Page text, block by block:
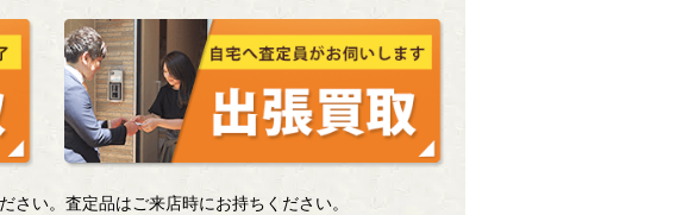
さい。査定品はご来店時にお持ちください。